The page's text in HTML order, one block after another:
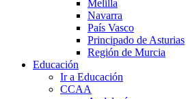
Melilla
Navarra
País Vasco
Principado de Asturias
Región de Murcia
Educación
Ir a Educación
CCAA